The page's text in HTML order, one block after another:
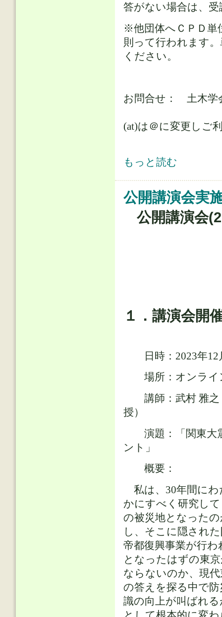
答がない場合は、
※他団体へＣＰＤ
則って行われます
ください。
お問合せ： 土木
(at)は＠に変更しご
公開講演会案内（藤原 広行様、
もっと読む
公開講演会実
公開講演会
１．講演会開
日時：2023年12
場所：オンライ
講師：武村 雅之
授）
演題：「関東大震
ント」
概要：
私は、30年間にわ
かにすべく研究し
の被災地となった
し、そこに隠され
帝都復興事業が行
となったはずの東
ならないのか、現
の答えを探る中で
識の向上が叫ばれ